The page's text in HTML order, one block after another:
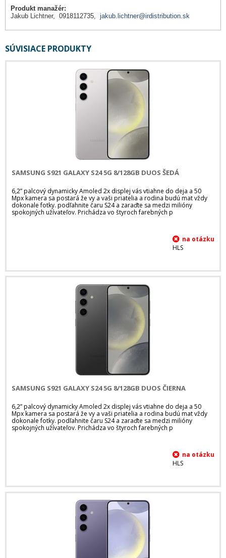
Produkt manažér:
Jakub Lichtner, 0918112735, jakub.lichtner@irdistribution.sk
SÚVISIACE PRODUKTY
SAMSUNG S921 GALAXY S24 5G 8/128GB DUOS ŠEDÁ
6,2” palcový dynamicky Amoled 2x displej vás vtiahne do deja a 50
Mpx kamera sa postará že vy a vaši priatelia a rodina budú mat vždy
dokonale fotky. podľahnite čaru S24 a zaraďte sa medzi milióny
spokojných užívateľov. Prichádza vo štyroch farebných p
HLS
SAMSUNG S921 GALAXY S24 5G 8/128GB DUOS ČIERNA
6,2” palcový dynamicky Amoled 2x displej vás vtiahne do deja a 50
Mpx kamera sa postará že vy a vaši priatelia a rodina budú mat vždy
dokonale fotky. podľahnite čaru S24 a zaraďte sa medzi milióny
spokojných užívateľov. Prichádza vo štyroch farebných p
HLS